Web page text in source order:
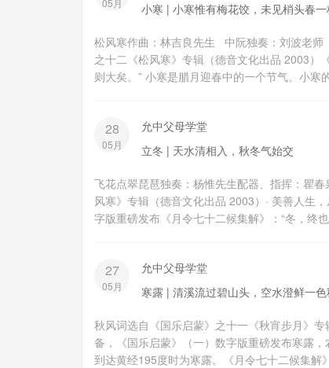
05月
小寒 | 小寒惟有梅花饺，未见梢头春一
松风寒作曲：林吉良先生 中阮独奏：刘波老
之十二《松风寒》专辑（德音文化出品 2003）
则大矣。” 小寒是腊月迎春中的一个节气。小寒
28
05月
允中父母学堂
立冬 | 天水清相入，秋冬气始交
飞花点翠琵琶独奏：杨惟先生配器、指挥：瞿
风寒》专辑（德音文化出品 2003）· 美善人
字版重磅发布《月令七十二候集解》：“冬，终
27
05月
允中父母学堂
寒露 | 清溪流过碧山头，空水澄鲜一色
秋风词选自《国乐启蒙》之十一《秋宵步月》
备，《国乐启蒙》（一）数字版重磅发布寒露
到达黄经195度时为寒露。《月令七十二候集解